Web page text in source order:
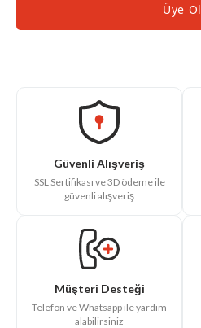
Üye Ol
Güvenli Alışveriş
SSL Sertifikası ve 3D ödeme ile
güvenli alışveriş
Müşteri Desteği
Telefon ve Whatsapp ile yardım
alabilirsiniz